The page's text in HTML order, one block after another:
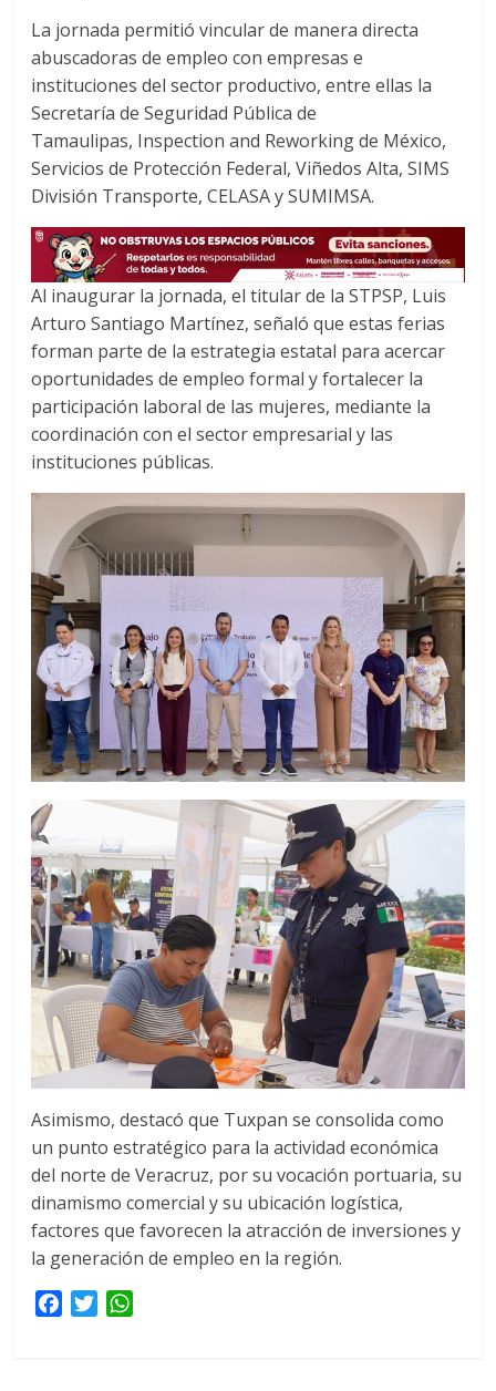
La jornada permitió vincular de manera directa
abuscadoras de empleo con empresas e
instituciones del sector productivo, entre ellas la
Secretaría de Seguridad Pública de
Tamaulipas, Inspection and Reworking de México,
Servicios de Protección Federal, Viñedos Alta, SIMS
División Transporte, CELASA y SUMIMSA.
Al inaugurar la jornada, el titular de la STPSP, Luis
Arturo Santiago Martínez, señaló que estas ferias
forman parte de la estrategia estatal para acercar
oportunidades de empleo formal y fortalecer la
participación laboral de las mujeres, mediante la
coordinación con el sector empresarial y las
instituciones públicas.
Asimismo, destacó que Tuxpan se consolida como
un punto estratégico para la actividad económica
del norte de Veracruz, por su vocación portuaria, su
dinamismo comercial y su ubicación logística,
factores que favorecen la atracción de inversiones y
la generación de empleo en la región.
T